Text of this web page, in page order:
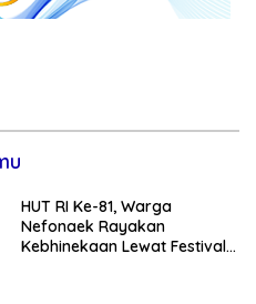
HUT RI Ke-81, Warga
Nefonaek Rayakan
Kebhinekaan Lewat Festival